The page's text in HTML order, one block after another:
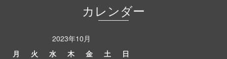
カレンダー
2023年10月
月
火 水 木 金 土
日